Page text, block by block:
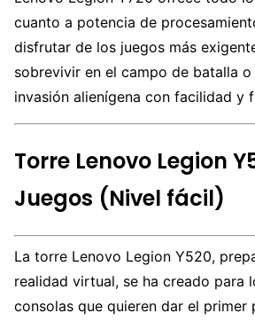
cuanto a potencia de
disfrutar de los juegos más
sobrevivir en el campo de batalla
invasión alienígena con facilidad y
Torre Lenovo Legion
Juegos (Nivel fácil)
La torre Lenovo Legion Y520,
realidad virtual, se ha creado para
consolas que quieren dar el primer